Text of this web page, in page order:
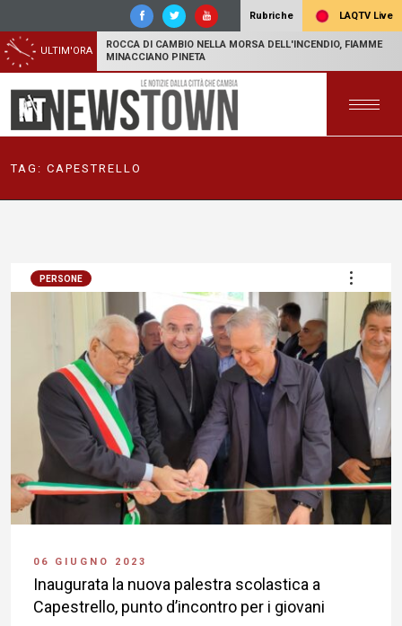
Rubriche LAQTV Live
ULTIM'ORA
ROCCA DI CAMBIO NELLA MORSA DELL'INCENDIO, FIAMME
MINACCIANO PINETA
TAG: CAPESTRELLO
PERSONE
06 GIUGNO 2023
Inaugurata la nuova palestra scolastica a
Capestrello, punto d’incontro per i giovani